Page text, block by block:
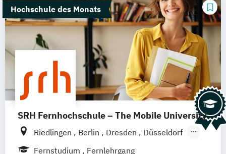
Hochschule des Monats
SRH Fernhochschule – The Mobile University
Riedlingen Berlin Dresden
Düsseldorf
Hamburg
Hannover Köln
Fernstudium
Fernlehrgang